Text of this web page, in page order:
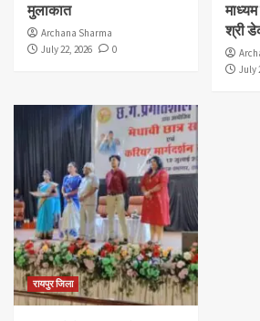
मुलाकात
Archana Sharma
July 22, 2026
0
श्री
July
रायपुर जिला